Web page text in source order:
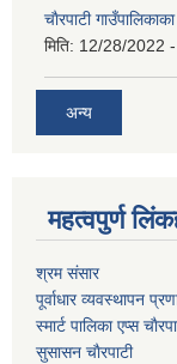
चाैरपाटी
मिति: 12/28/2022
अन्य
महत्वपुर्ण
श्रम संसार
पूर्वाधार व्यवस्थापन
स्मार्ट पालिका एप्स
सुसासन चाैरपाटी